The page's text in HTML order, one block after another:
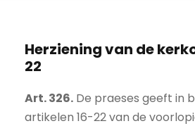
Herziening van de
22
Art. 326. De praeses geeft in
artikelen 16-22 van de